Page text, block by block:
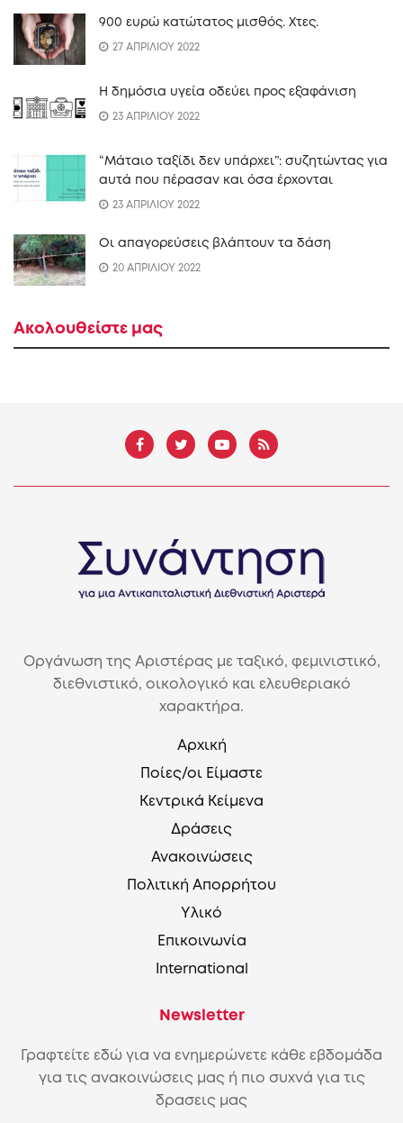
900 ευρώ κατώτατος μισθός. Xτες.
27 ΑΠΡΙΛΙΟΥ 2022
Η δημόσια υγεία οδεύει προς εξαφάνιση
23 ΑΠΡΙΛΙΟΥ 2022
“Mάταιο ταξίδι δεν υπάρχει”: συζητώντας για
αυτά που πέρασαν και όσα έρχονται
23 ΑΠΡΙΛΙΟΥ 2022
Οι απαγορεύσεις βλάπτουν τα δάση
20 ΑΠΡΙΛΙΟΥ 2022
Ακολουθείστε μας
Οργάνωση της Αριστέρας με ταξικό, φεμινιστικό,
διεθνιστικό, οικολογικό και ελευθεριακό
χαρακτήρα.
Αρχική
Ποίες/οι Είμαστε
Κεντρικά Κείμενα
Δράσεις
Ανακοινώσεις
Πολιτική Απορρήτου
Υλικό
Επικοινωνία
International
Newsletter
Γραφτείτε εδώ για να ενημερώνετε κάθε εβδομάδα
για τις ανακοινώσεις μας ή πιο συχνά για τις
δρασεις μας